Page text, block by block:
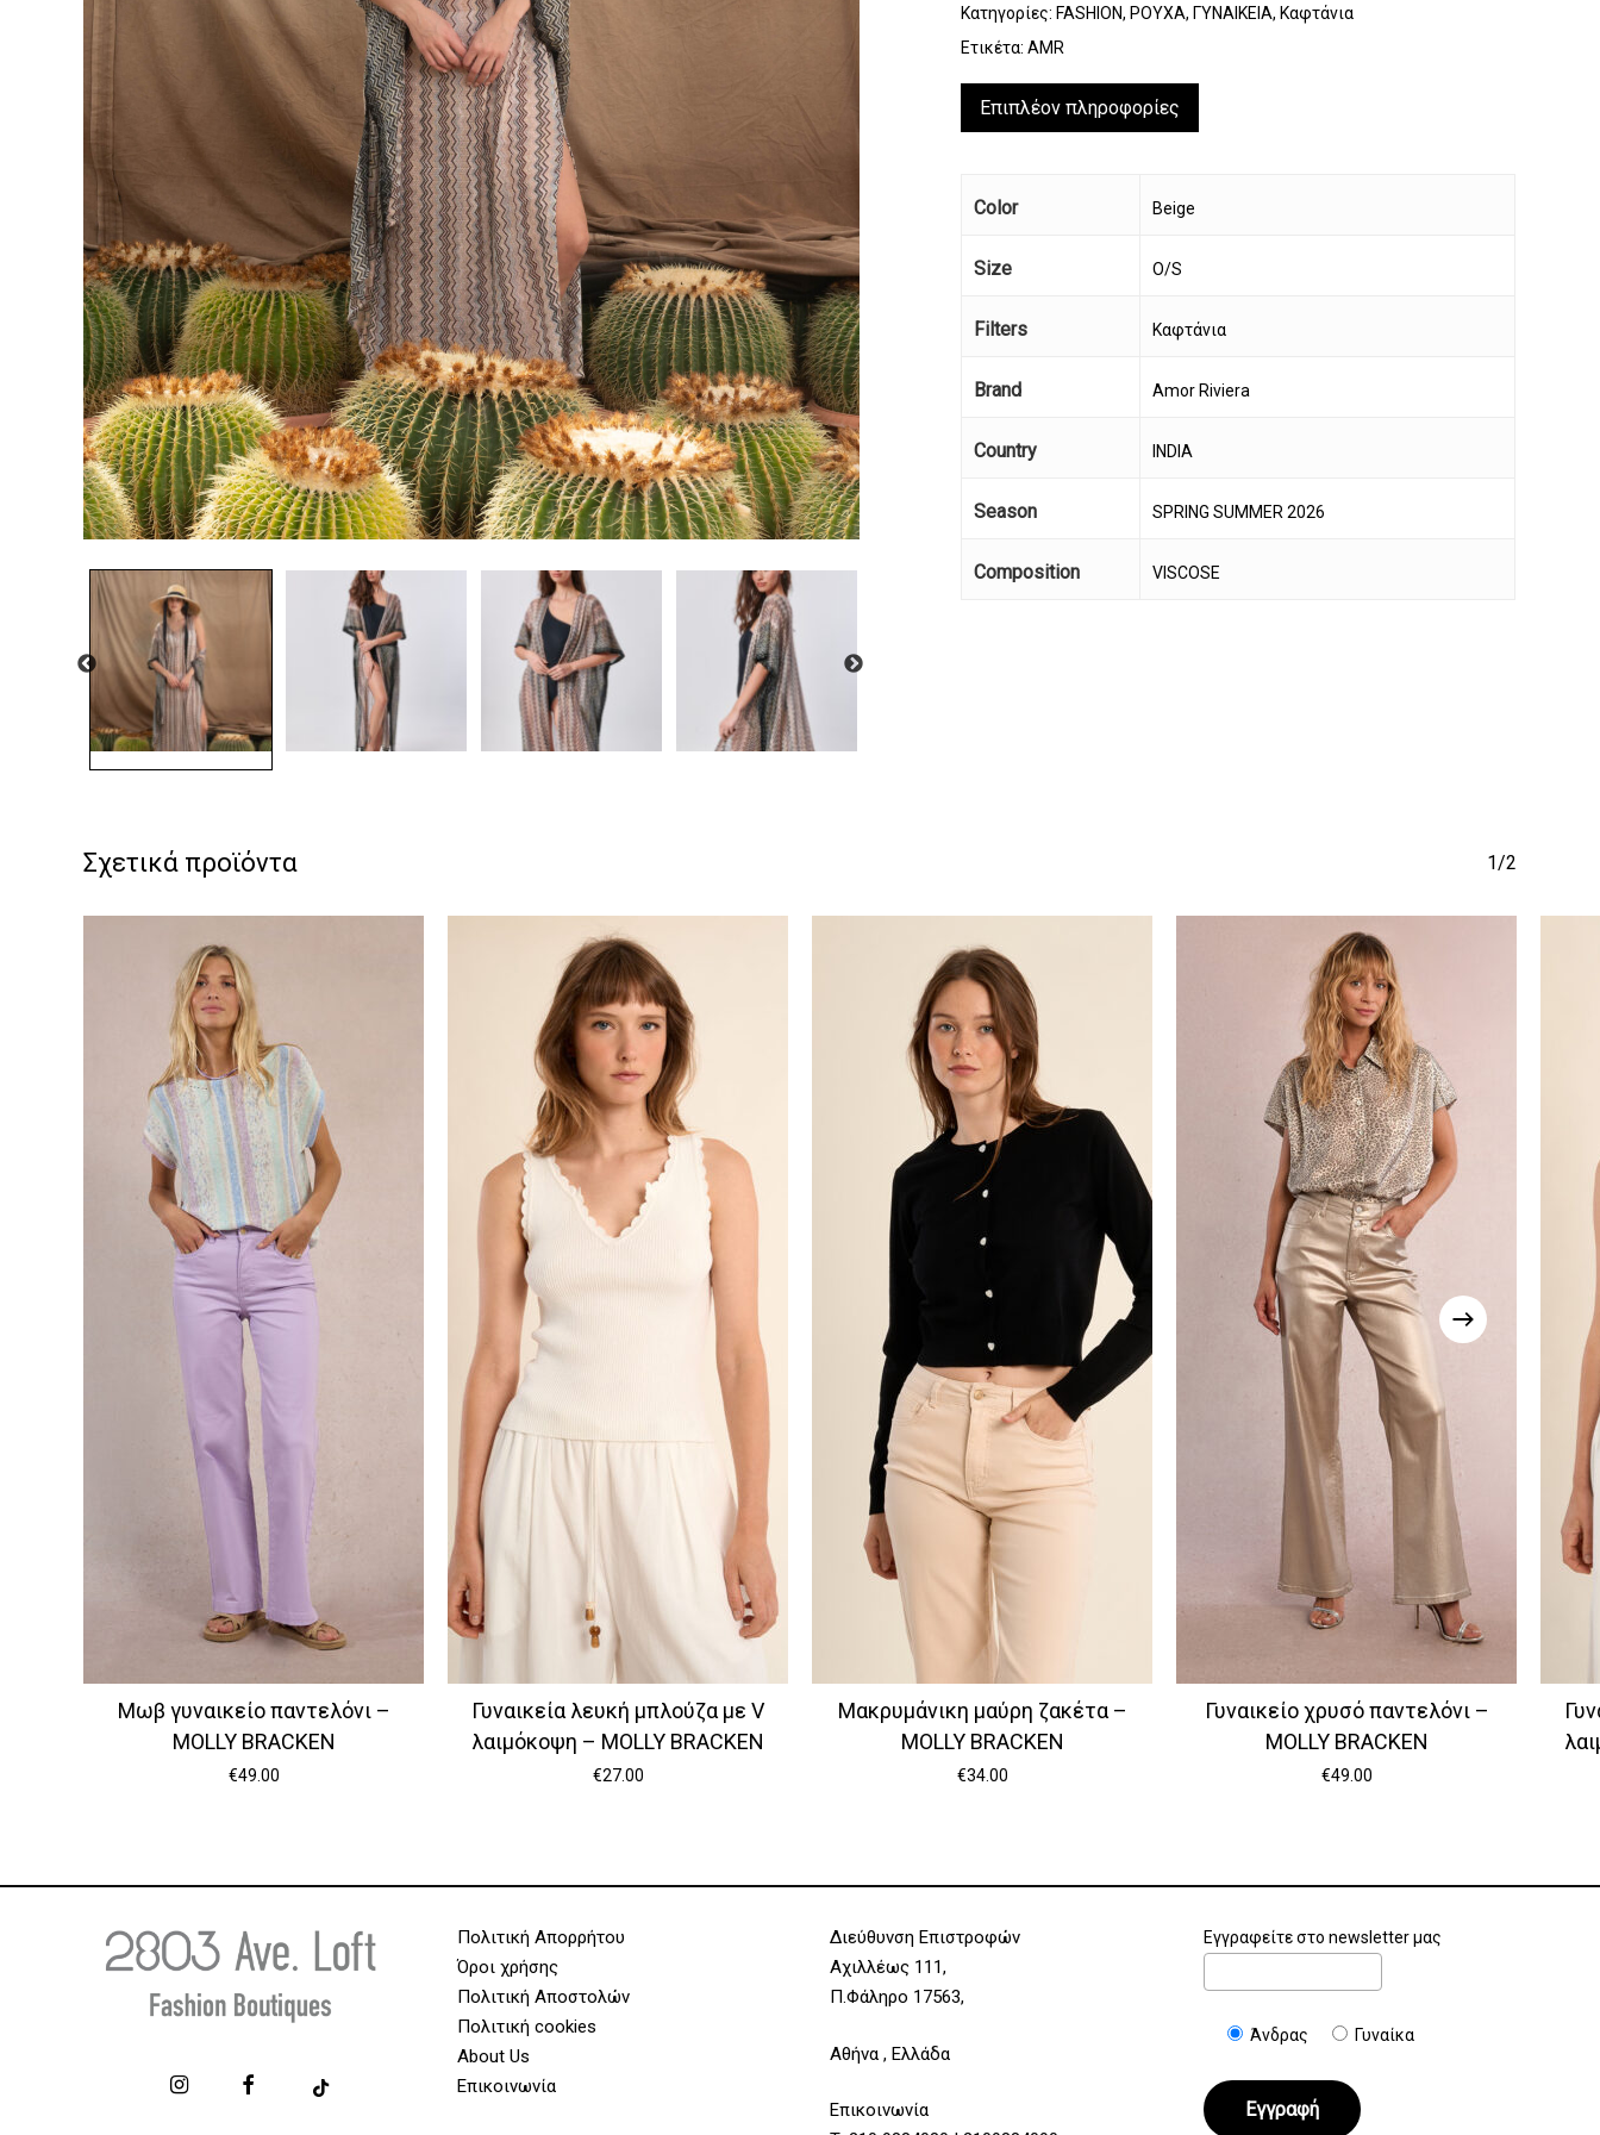
Κατηγορίες: FASHION, ΡΟΥΧΑ, ΓΥΝΑΙΚΕΙΑ, Καφτάνια
Ετικέτα:AMR
Επιπλέον πληροφορίες
Color Beige
Size O/S
Filters Καφτάνια
Brand Amor Riviera
Country INDIA
Season SPRING SUMMER 2026
Composition VISCOSE
Σχετικά προϊόντα 1/2
Μωβ γυναικείο παντελόνι –
MOLLY BRACKEN
€49.00
Γυναικεία λευκή μπλούζα με V
λαιμόκοψη – MOLLY BRACKEN
€27.00
Μακρυμάνικη μαύρη ζακέτα –
MOLLY BRACKEN
€34.00
Γυναικείο χρυσό παντελόνι –
MOLLY BRACKEN
€49.00
Πολιτική Απορρήτου
Όροι χρήσης
Πολιτική Αποστολών
Πολιτική cookies
About Us
Επικοινωνία
Διεύθυνση Επιστροφών
Αχιλλέως 111,
Π.Φάληρο 17563,
Αθήνα , Ελλάδα
Επικοινωνία
Εγγραφείτε στο newsletter μας
Άνδρας Γυναίκα